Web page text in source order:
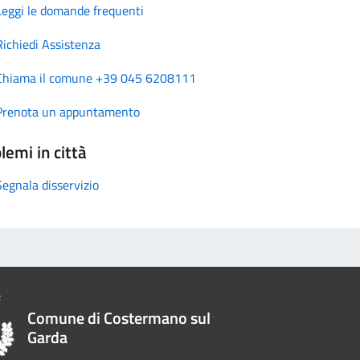
le domande frequenti
Assistenza
il comune +39 045 6208111
un appuntamento
in città
disservizio
Comune di Costermano sul
Garda